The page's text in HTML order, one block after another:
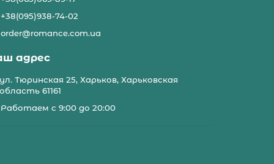
+38(095)938-74-02
order@romance.com.ua
адрес
ул. Тюринская 25, Харьков, Харьковская
область 61161
Работаем с 9:00 до 20:00